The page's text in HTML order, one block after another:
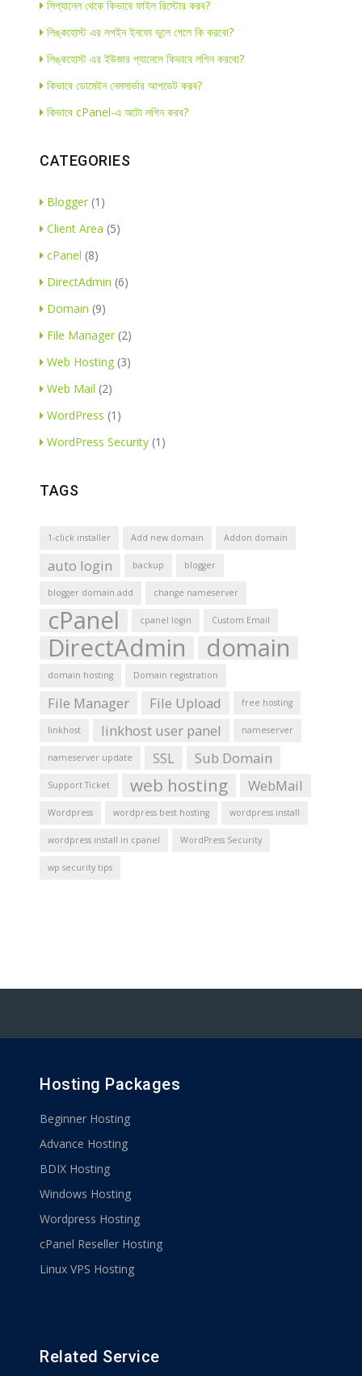
সিপ্যানেল থেকে কিভাবে ফাইল রিস্টোর করব?
লিঙ্কহোস্ট এর লগইন ইনফো ভুলে গেলে কি করবো?
লিঙ্কহোস্ট এর ইউজার প্যানেলে কিভাবে লগিন করবো?
কিভাবে ডোমেইন নেমসার্ভার আপডেট করব?
কিভাবে cPanel-এ অটো লগিন করব?
CATEGORIES
Blogger (1)
Client Area (5)
cPanel (8)
DirectAdmin (6)
Domain (9)
File Manager (2)
Web Hosting (3)
Web Mail (2)
WordPress (1)
WordPress Security (1)
TAGS
1-click installer Add new domain Addon domain
auto login backup blogger
blogger domain add change nameserver
cPanel cpanel login Custom Email
DirectAdmin domain
domain hosting Domain registration
File Manager File Upload free hosting
linkhost linkhost user panel nameserver
nameserver update SSL Sub Domain
Support Ticket web hosting WebMail
Wordpress wordpress best hosting wordpress install
wordpress install in cpanel WordPress Security
wp security tips
Hosting Packages
Beginner Hosting
Advance Hosting
BDIX Hosting
Windows Hosting
Wordpress Hosting
cPanel Reseller Hosting
Linux VPS Hosting
Related Service